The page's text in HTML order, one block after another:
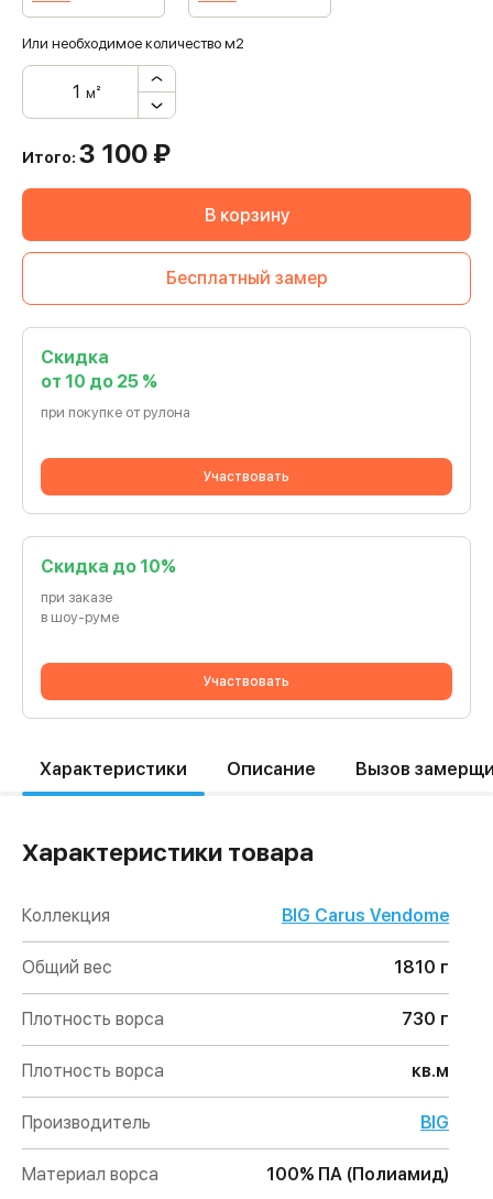
Или необходимое количество м2
м²
Итого: 3 100 ₽
В корзину
Бесплатный замер
Скидка
от 10 до 25 %
при покупке от рулона
Участвовать
Cкидка до 10%
при заказе
в шоу-руме
Участвовать
Характеристики Описание Вызов
Характеристики товара
Коллекция BIG Carus Vendome
Общий вес 1810 г
Плотность ворса 730 г
Плотность ворса кв.м
Производитель BIG
Материал ворса 100% ПА (Полиамид)